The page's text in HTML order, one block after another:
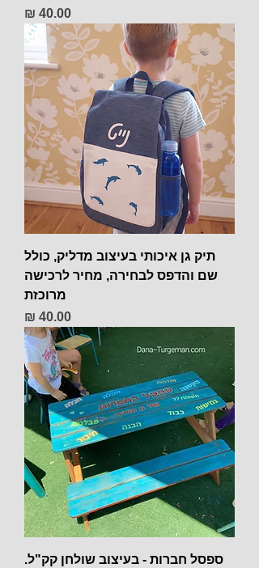
מחיר
תיק גן איכותי בעיצוב מדליק, כולל
שם והדפס לבחירה, מחיר לרכישה
מרוכזת
מחיר
ספסל חברות - בעיצוב שולחן קק"ל.